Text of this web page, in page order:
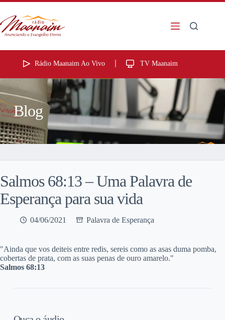
Rádio Maanaim Ao Vivo TV Maanaim
Blog
Salmos 68:13 – Uma Palavra de
Esperança para sua vida
04/06/2021 Palavra de Esperança
"Ainda que vos deiteis entre redis, sereis como as asas duma pomba,
cobertas de prata, com as suas penas de ouro amarelo."
Salmos 68:13